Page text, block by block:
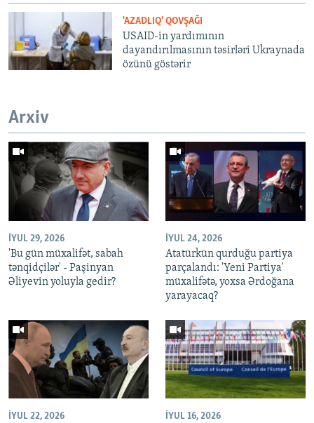
'AZADLIQ' QOVŞAĞI
USAID-in yardımının
dayandırılmasının təsirləri Ukraynada
özünü göstərir
Arxiv
İYUL 29, 2026
'Bu gün müxalifət, sabah
tənqidçilər' - Paşinyan
Əliyevin yoluyla gedir?
İYUL 24, 2026
Atatürkün qurduğu partiya
parçalandı: 'Yeni Partiya'
müxalifətə, yoxsa Ərdoğana
yarayacaq?
İYUL 22, 2026 İYUL 16, 2026